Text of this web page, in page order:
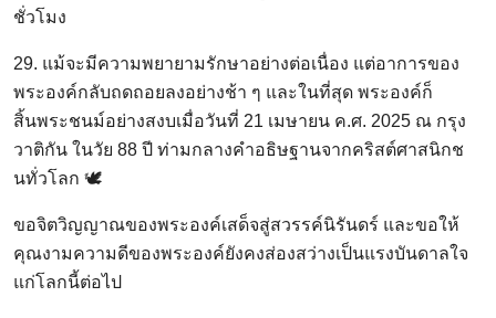
ชั่วโมง
29. แม้จะมีความพยายามรักษาอย่างต่อเนื่อง แต่อาการของ
พระองค์กลับถดถอยลงอย่างช้า ๆ และในที่สุด พระองค์ก็
สิ้นพระชนม์อย่างสงบเมื่อวันที่ 21 เมษายน ค.ศ. 2025 ณ กรุง
วาติกัน ในวัย 88 ปี ท่ามกลางคำอธิษฐานจากคริสต์ศาสนิกช
นทั่วโลก 🕊️
ขอจิตวิญญาณของพระองค์เสด็จสู่สวรรค์นิรันดร์ และขอให้
คุณงามความดีของพระองค์ยังคงส่องสว่างเป็นแรงบันดาลใจ
แก่โลกนี้ต่อไป